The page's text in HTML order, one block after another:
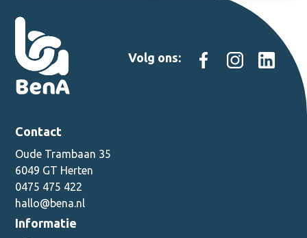
Volg ons:
Contact
Oude Trambaan 35
6049 GT Herten
0475 475 422
hallo@bena.nl
Informatie